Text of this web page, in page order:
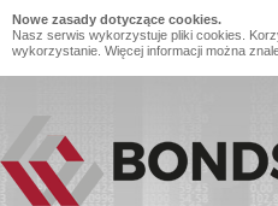
Nowe zasady dotyczące cookies.
Nasz serwis wykorzystuje pliki cookies.
wykorzystanie. Więcej informacji można